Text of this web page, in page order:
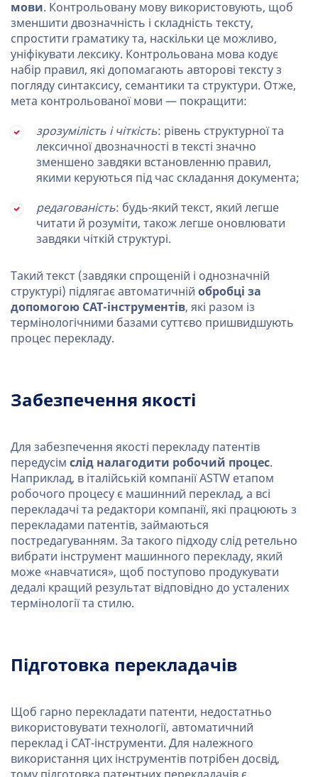
мови. Контрольовану мову використовують, щоб
зменшити двозначність і складність тексту,
спростити граматику та, наскільки це можливо,
уніфікувати лексику. Контрольована мова кодує
набір правил, які допомагають авторові тексту з
погляду синтаксису, семантики та структури. Отже,
мета контрольованої мови — покращити:
зрозумілість і чіткість: рівень структурної та
лексичної двозначності в тексті значно
зменшено завдяки встановленню правил,
якими керуються під час складання документа;
редагованість: будь-який текст, який легше
читати й розуміти, також легше оновлювати
завдяки чіткій структурі.
Такий текст (завдяки спрощеній і однозначній
структурі) підлягає автоматичній обробці за
допомогою CAT-інструментів, які разом із
термінологічними базами суттєво пришвидшують
процес перекладу.
Забезпечення якості
Для забезпечення якості перекладу патентів
передусім слід налагодити робочий процес.
Наприклад, в італійській компанії ASTW етапом
робочого процесу є машинний переклад, а всі
перекладачі та редактори компанії, які працюють з
перекладами патентів, займаються
постредагуванням. За такого підходу слід ретельно
вибрати інструмент машинного перекладу, який
може «навчатися», щоб поступово продукувати
дедалі кращий результат відповідно до усталених
термінології та стилю.
Підготовка перекладачів
Щоб гарно перекладати патенти, недостатньо
використовувати технології, автоматичний
переклад і CAT-інструменти. Для належного
використання цих інструментів потрібен досвід,